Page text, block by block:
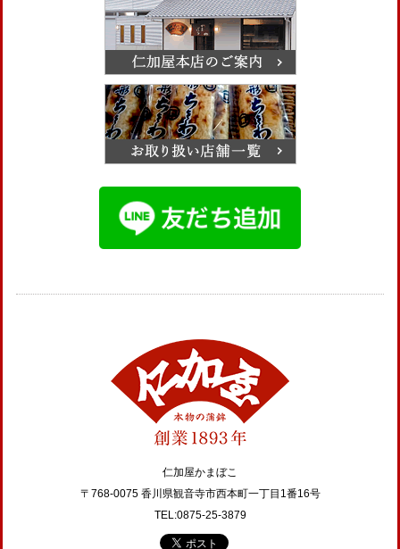
仁加屋かまぼこ
〒768-0075 香川県観音寺市西本町一丁目1番16号
TEL:0875-25-3879